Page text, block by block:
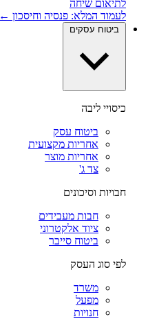
לתיאום שיחה
לעמוד המלא: פנסיה וחיסכון ←
ביטוח עסקים
כיסויי ליבה
ביטוח עסק
אחריות מקצועית
אחריות מוצר
צד ג'
חבויות וסיכונים
חבות מעבידים
ציוד אלקטרוני
ביטוח סייבר
לפי סוג העסק
משרד
מפעל
חנויות